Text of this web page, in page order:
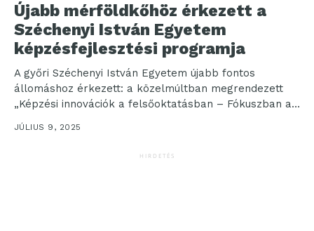
Újabb mérföldkőhöz érkezett a
Széchenyi István Egyetem
képzésfejlesztési programja
A győri Széchenyi István Egyetem újabb fontos
állomáshoz érkezett: a közelmúltban megrendezett
„Képzési innovációk a felsőoktatásban – Fókuszban a
JÚLIUS 9, 2025
HIRDETÉS